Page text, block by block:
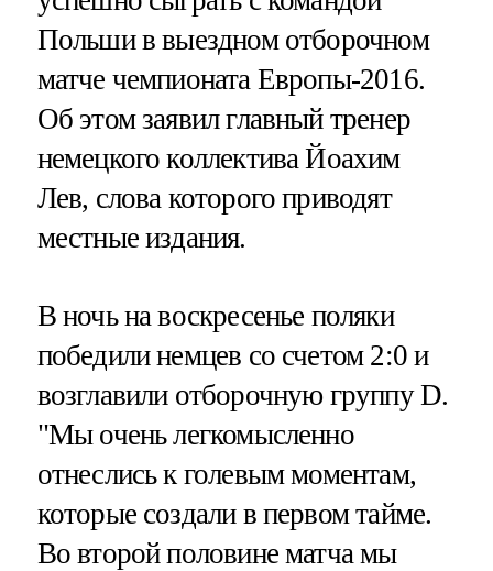
Польши в выездном отборочном
матче чемпионата Европы-2016.
Об этом заявил главный тренер
немецкого коллектива Йоахим
Лев, слова которого приводят
местные издания.
В ночь на воскресенье поляки
победили немцев со счетом 2:0 и
возглавили отборочную группу D.
"Мы очень легкомысленно
отнеслись к голевым моментам,
которые создали в первом тайме.
Во второй половине матча мы